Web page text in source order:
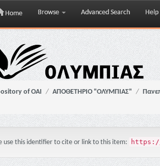
Home Browse Advanced Search Help
of OAI ΑΠΟΘΕΤΗΡΙΟ "ΟΛΥΜΠΙΑΣ"
use this identifier to cite or link to this item: